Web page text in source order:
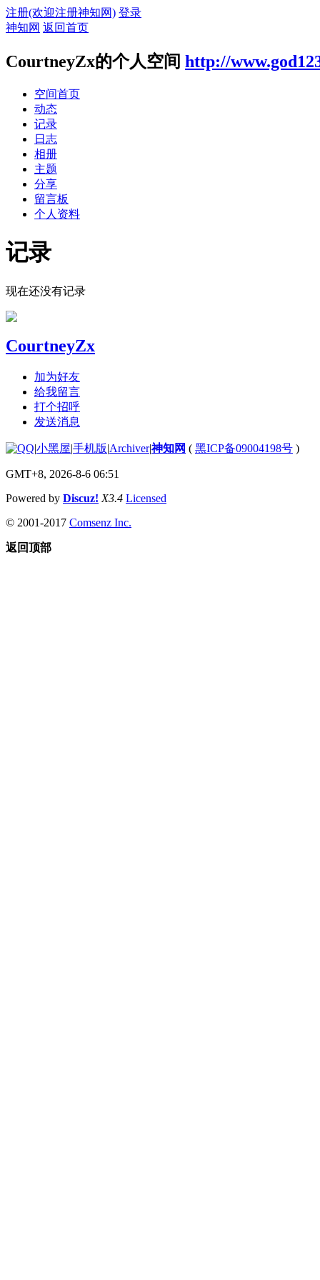
注册(欢迎注册神知网) 登录
神知网 返回首页
CourtneyZx的个人空间 http://
空间首页
动态
记录
日志
相册
主题
分享
留言板
个人资料
记录
现在还没有记录
CourtneyZx
加为好友
给我留言
打个招呼
发送消息
|小黑屋|手机版|Archiver|神知网 ( 黑ICP备09004198号 )
GMT+8, 2026-8-6 06:51
Powered by Discuz! X3.4 Licensed
© 2001-2017 Comsenz Inc.
返回顶部